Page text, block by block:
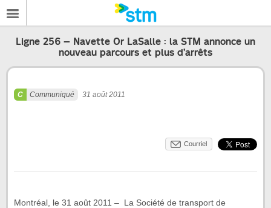
Ligne 256 – Navette Or LaSalle : la STM annonce un
nouveau parcours et plus d’arrêts
Communiqué 31 août 2011
Courriel
Montréal, le 31 août 2011 – La Société de transport de